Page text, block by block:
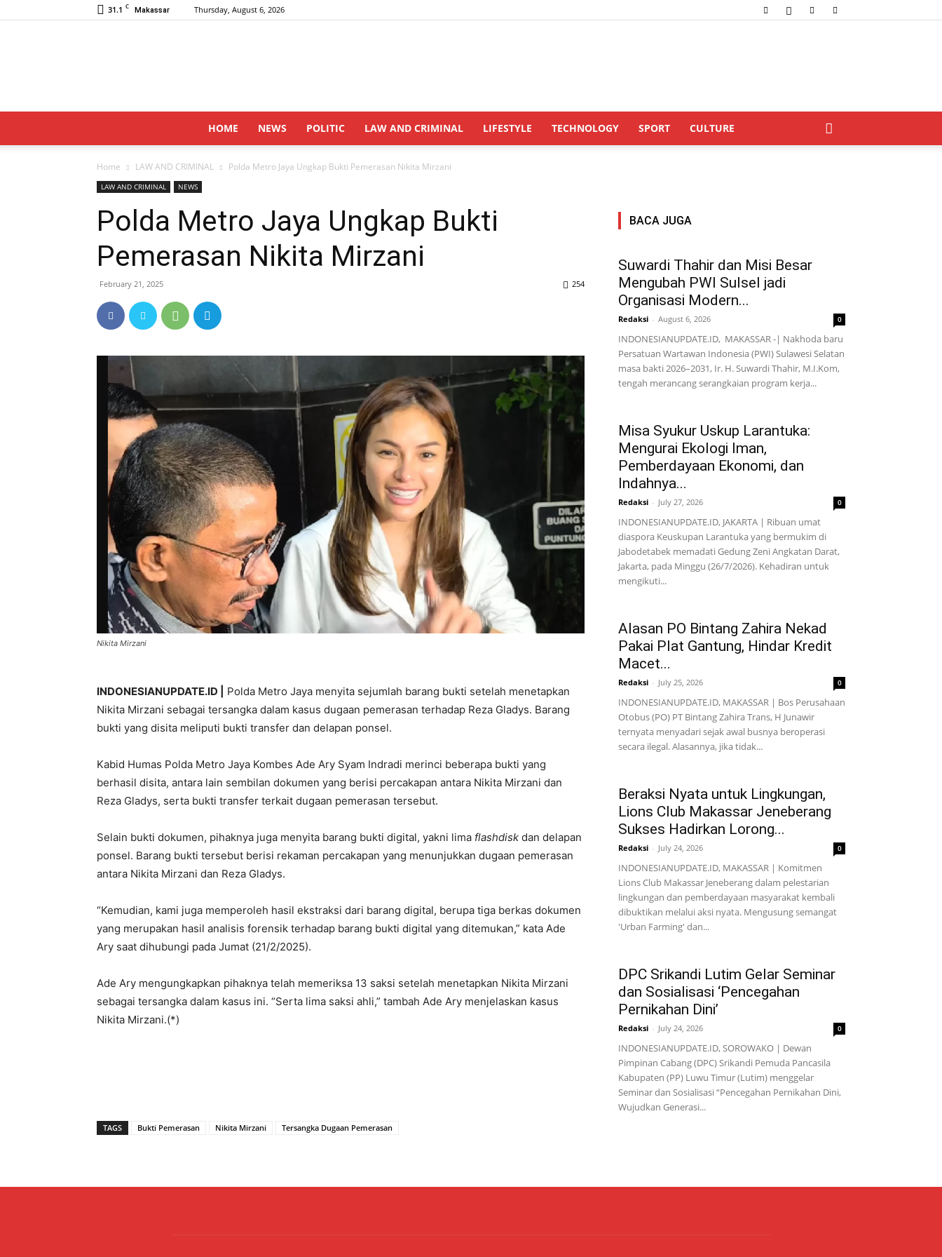
31.1 C Makassar Thursday, August 6, 2026
INDONESIANUPDATE.id
HOME NEWS POLITIC LAW AND CRIMINAL LIFESTYLE TECHNOLOGY SPORT CULTURE
Home LAW AND CRIMINAL Polda Metro Jaya Ungkap Bukti Pemerasan Nikita Mirzani
LAW AND CRIMINAL NEWS
Polda Metro Jaya Ungkap Bukti
Pemerasan Nikita Mirzani
February 21, 2025 254
Nikita Mirzani
INDONESIANUPDATE.ID |
Polda Metro Jaya menyita sejumlah barang bukti setelah menetapkan
Nikita Mirzani sebagai tersangka dalam kasus dugaan pemerasan terhadap Reza Gladys. Barang
bukti yang disita meliputi bukti transfer dan delapan ponsel.
Kabid Humas Polda Metro Jaya Kombes Ade Ary Syam Indradi merinci beberapa bukti yang
berhasil disita, antara lain sembilan dokumen yang berisi percakapan antara Nikita Mirzani dan
Reza Gladys, serta bukti transfer terkait dugaan pemerasan tersebut.
Selain bukti dokumen, pihaknya juga menyita barang bukti digital, yakni lima flashdisk dan delapan
ponsel. Barang bukti tersebut berisi rekaman percakapan yang menunjukkan dugaan pemerasan
antara Nikita Mirzani dan Reza Gladys.
“Kemudian, kami juga memperoleh hasil ekstraksi dari barang digital, berupa tiga berkas dokumen
yang merupakan hasil analisis forensik terhadap barang bukti digital yang ditemukan,” kata Ade
Ary saat dihubungi pada Jumat (21/2/2025).
Ade Ary mengungkapkan pihaknya telah memeriksa 13 saksi setelah menetapkan Nikita Mirzani
sebagai tersangka dalam kasus ini. “Serta lima saksi ahli,” tambah Ade Ary menjelaskan kasus
Nikita Mirzani.(*)
TAGS Bukti Pemerasan Nikita Mirzani Tersangka Dugaan Pemerasan
BACA JUGA
Suwardi Thahir dan Misi Besar
Mengubah PWI Sulsel jadi
Organisasi Modern...
Redaksi - August 6, 2026 0
INDONESIANUPDATE.ID, MAKASSAR -| Nakhoda baru
Persatuan Wartawan Indonesia (PWI) Sulawesi Selatan
masa bakti 2026–2031, Ir. H. Suwardi Thahir, M.I.Kom,
tengah merancang serangkaian program kerja...
Misa Syukur Uskup Larantuka:
Mengurai Ekologi Iman,
Pemberdayaan Ekonomi, dan
Indahnya...
Redaksi - July 27, 2026 0
INDONESIANUPDATE.ID, JAKARTA | Ribuan umat
diaspora Keuskupan Larantuka yang bermukim di
Jabodetabek memadati Gedung Zeni Angkatan Darat,
Jakarta, pada Minggu (26/7/2026). Kehadiran untuk
mengikuti...
Alasan PO Bintang Zahira Nekad
Pakai Plat Gantung, Hindar Kredit
Macet...
Redaksi - July 25, 2026 0
INDONESIANUPDATE.ID, MAKASSAR | Bos Perusahaan
Otobus (PO) PT Bintang Zahira Trans, H Junawir
ternyata menyadari sejak awal busnya beroperasi
secara ilegal. Alasannya, jika tidak...
Beraksi Nyata untuk Lingkungan,
Lions Club Makassar Jeneberang
Sukses Hadirkan Lorong...
Redaksi - July 24, 2026 0
INDONESIANUPDATE.ID, MAKASSAR | Komitmen
Lions Club Makassar Jeneberang dalam pelestarian
lingkungan dan pemberdayaan masyarakat kembali
dibuktikan melalui aksi nyata. Mengusung semangat
'Urban Farming' dan...
DPC Srikandi Lutim Gelar Seminar
dan Sosialisasi ‘Pencegahan
Pernikahan Dini’
Redaksi - July 24, 2026 0
INDONESIANUPDATE.ID, SOROWAKO | Dewan
Pimpinan Cabang (DPC) Srikandi Pemuda Pancasila
Kabupaten (PP) Luwu Timur (Lutim) menggelar
Seminar dan Sosialisasi “Pencegahan Pernikahan Dini,
Wujudkan Generasi...